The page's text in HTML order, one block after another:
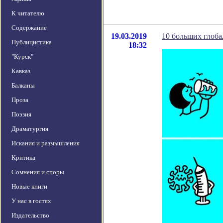
К читателю
Содержание
Публицистика
"Курск"
Кавказ
Балканы
Проза
Поэзия
Драматургия
Искания и размышления
Критика
Сомнения и споры
Новые книги
У нас в гостях
Издательство
19.03.2019
18:32
10 больших